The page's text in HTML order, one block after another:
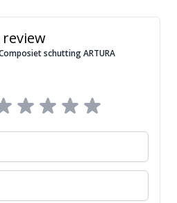
schutting ARTURA